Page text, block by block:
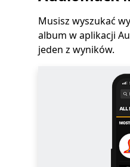
Musisz wyszukać
album w aplikacji
jeden z wyników.